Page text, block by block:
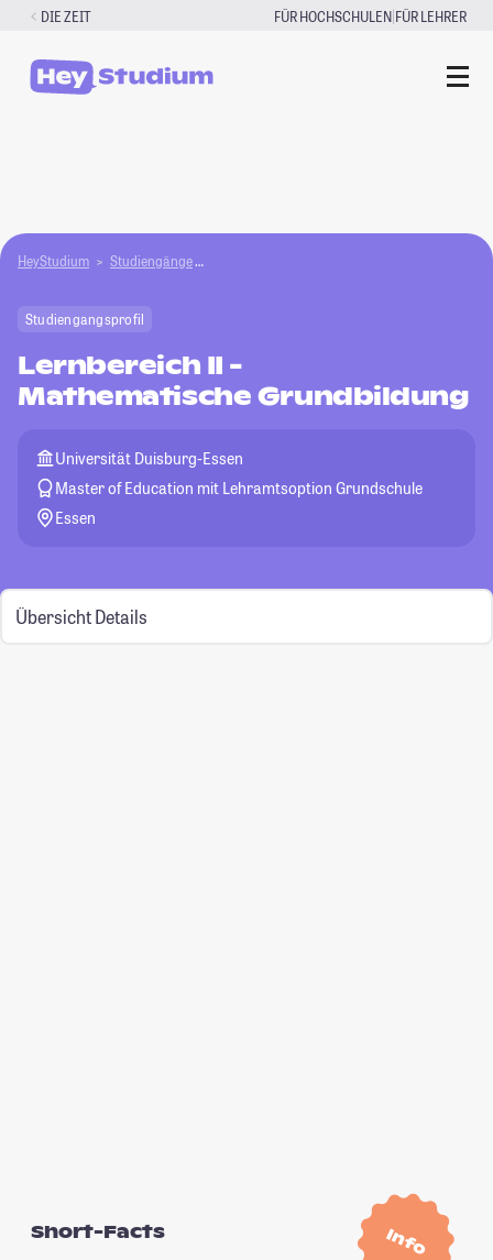
Zum
springen
DIE ZEIT FÜR HOCHSCHULEN|FÜR LEHRER
HeyStudium Studiengänge
Studiengangsprofil
Lernbereich II -
Mathematische Grundbildung
Universität Duisburg-Essen
Master of Education mit Lehramtsoption Grundschule
Essen
Übersicht Details
Info
Short-Facts